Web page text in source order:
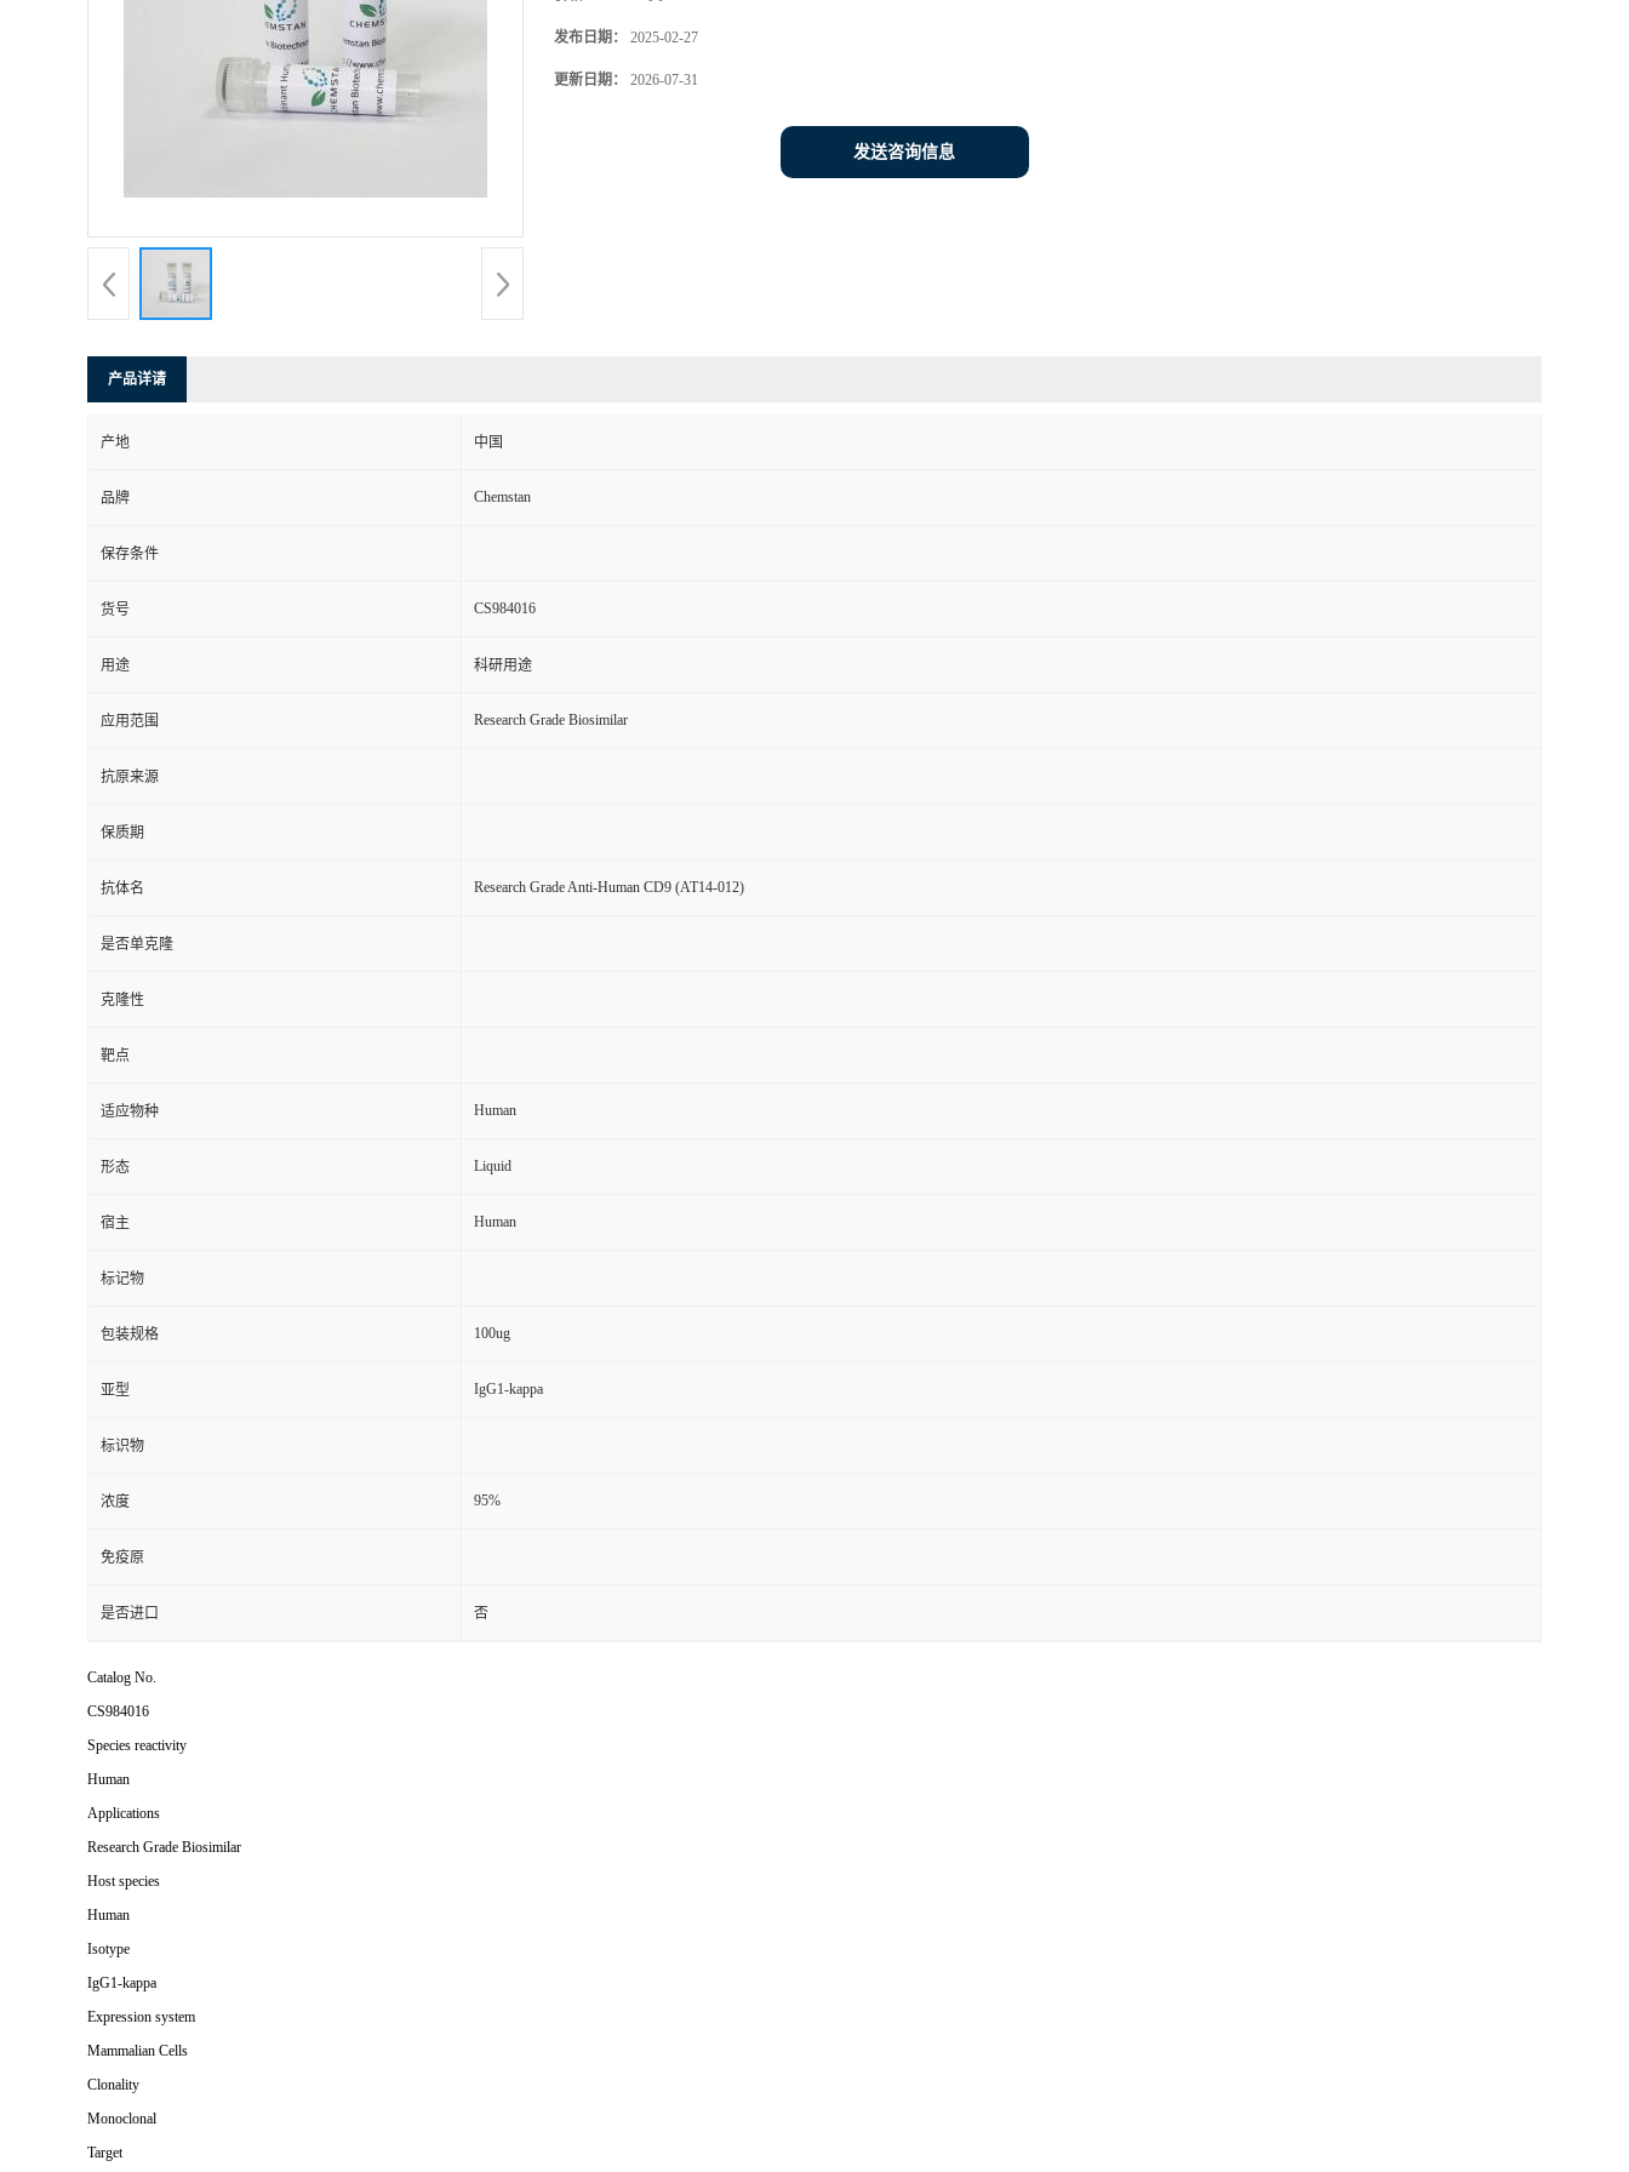
发布日期： 2025-02-27
更新日期： 2026-07-31
发送咨询信息
产品详请
产地 中国
品牌 Chemstan
保存条件
货号 CS984016
用途 科研用途
应用范围 Research Grade Biosimilar
抗原来源
保质期
抗体名 Research Grade Anti-Human CD9 (AT14-012)
是否单克隆
克隆性
靶点
适应物种 Human
形态 Liquid
宿主 Human
标记物
包装规格 100ug
亚型 IgG1-kappa
标识物
浓度 95%
免疫原
是否进口 否
Catalog No.
CS984016
Species reactivity
Human
Applications
Research Grade Biosimilar
Host species
Human
Isotype
IgG1-kappa
Expression system
Mammalian Cells
Clonality
Monoclonal
Target